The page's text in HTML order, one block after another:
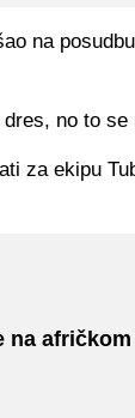
na
no to se
za ekipu
na